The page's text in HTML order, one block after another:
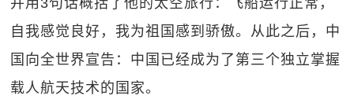
并用3句话概括了他的太空旅行：飞船运行正常，
自我感觉良好，我为祖国感到骄傲。从此之后，中
国向全世界宣告：中国已经成为了第三个独立掌握
载人航天技术的国家。